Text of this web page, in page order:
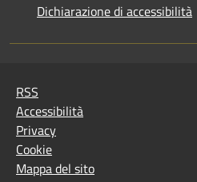
Dichiarazione di accessibilità
RSS
Accessibilità
Privacy
Cookie
Mappa del sito